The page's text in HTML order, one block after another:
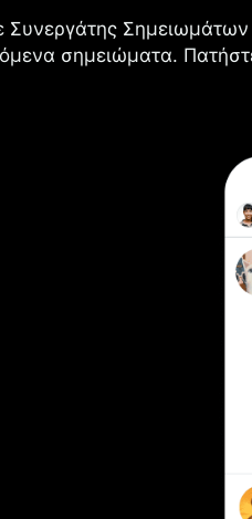
Συνεργάτης Σημειωμάτων
σημειώματα.